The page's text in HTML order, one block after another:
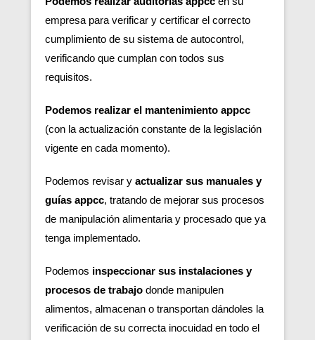
empresa para verificar y certificar el correcto
cumplimiento de su sistema de autocontrol,
verificando que cumplan con todos sus
requisitos.
Podemos realizar el mantenimiento appcc
(con la actualización constante de la legislación
vigente en cada momento).
Podemos revisar y actualizar sus manuales y
guías appcc, tratando de mejorar sus procesos
de manipulación alimentaria y procesado que ya
tenga implementado.
Podemos inspeccionar sus instalaciones y
procesos de trabajo donde manipulen
alimentos, almacenan o transportan dándoles la
verificación de su correcta inocuidad en todo el